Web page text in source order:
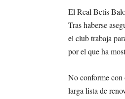
El Real Betis
Tras haberse
el club trabaja
por el que ha
No conforme con
larga lista de